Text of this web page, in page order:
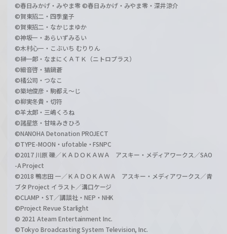
©春日みかげ・みやま零 ©春日みかげ・みやま零・深井涼介
©賀東招二・四季童子
©賀東招二・なかじまゆか
©神坂一・あらいずみるい
©木村心一・こぶいち むりりん
©榊一郎・なまにくＡＴＫ（ニトロプラス）
©細音啓・猫鍋蒼
©橘公司・つなこ
©築地俊彦・駒都え～じ
©柳実冬貴・切符
©羊太郎・三嶋くろね
©諸星悠・甘味みきひろ
©NANOHA Detonation PROJECT
©TYPE-MOON・ufotable・FSNPC
©2017 川原 礫／ＫＡＤＯＫＡＷＡ アスキー・メディアワークス／SAO
-A Project
©2018 鴨志田 一／ＫＡＤＯＫＡＷＡ アスキー・メディアワークス／青
ブタ Project イラスト／溝口ケージ
©CLAMP・ST／講談社・NEP・NHK
©Project Revue Starlight
© 2021 Ateam Entertainment Inc.
©Tokyo Broadcasting System Television, Inc.